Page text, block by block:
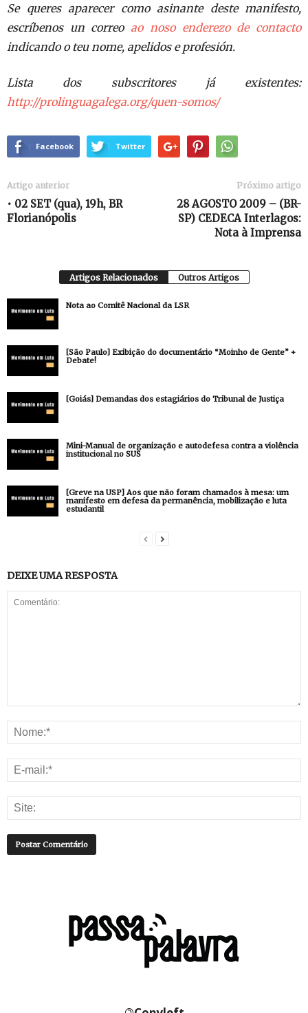
Se queres aparecer como asinante deste manifesto,
escríbenos un correo ao noso enderezo de contacto
indicando o teu nome, apelidos e profesión.
Lista dos subscritores já existentes:
http://prolinguagalega.org/quen-somos/
Facebook Twitter
Artigo anterior
• 02 SET (qua), 19h, BR
Florianópolis
Próximo artigo
28 AGOSTO 2009 – (BR-
SP) CEDECA Interlagos:
Nota à Imprensa
Artigos Relacionados Outros Artigos
Nota ao Comitê Nacional da LSR
[São Paulo] Exibição do documentário “Moinho de Gente” +
Debate!
[Goiás] Demandas dos estagiários do Tribunal de Justiça
Mini-Manual de organização e autodefesa contra a violência
institucional no SUS
[Greve na USP] Aos que não foram chamados à mesa: um
manifesto em defesa da permanência, mobilização e luta
estudantil
DEIXE UMA RESPOSTA